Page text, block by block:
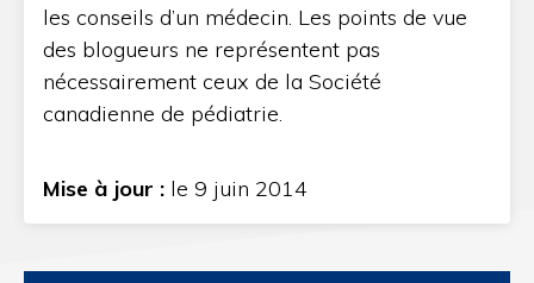
les conseils d’un médecin. Les points de vue
des blogueurs ne représentent pas
nécessairement ceux de la Société
canadienne de pédiatrie.
Mise à jour : le 9 juin 2014